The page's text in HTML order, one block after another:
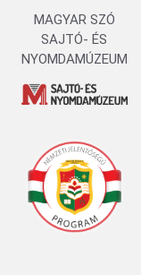
MAGYAR SZÓ
SAJTÓ- ÉS
NYOMDAMÚZEUM